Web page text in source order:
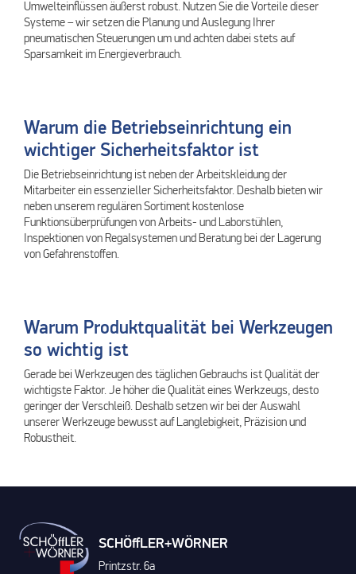
Umwelteinflüssen äußerst robust. Nutzen Sie die Vorteile dieser
Systeme – wir setzen die Planung und Auslegung Ihrer
pneumatischen Steuerungen um und achten dabei stets auf
Sparsamkeit im Energieverbrauch.
Warum die Betriebseinrichtung ein
wichtiger Sicherheitsfaktor ist
Die Betriebseinrichtung ist neben der Arbeitskleidung der
Mitarbeiter ein essenzieller Sicherheitsfaktor. Deshalb bieten wir
neben unserem regulären Sortiment kostenlose
Funktionsüberprüfungen von Arbeits- und Laborstühlen,
Inspektionen von Regalsystemen und Beratung bei der Lagerung
von Gefahrenstoffen.
Warum Produktqualität bei Werkzeugen
so wichtig ist
Gerade bei Werkzeugen des täglichen Gebrauchs ist Qualität der
wichtigste Faktor. Je höher die Qualität eines Werkzeugs, desto
geringer der Verschleiß. Deshalb setzen wir bei der Auswahl
unserer Werkzeuge bewusst auf Langlebigkeit, Präzision und
Robustheit.
SCHÖffLER+WÖRNER
Printzstr. 6a